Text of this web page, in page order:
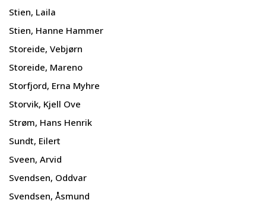
Stien, Laila
Stien, Hanne Hammer
Storeide, Vebjørn
Storeide, Mareno
Storfjord, Erna Myhre
Storvik, Kjell Ove
Strøm, Hans Henrik
Sundt, Eilert
Sveen, Arvid
Svendsen, Oddvar
Svendsen, Åsmund